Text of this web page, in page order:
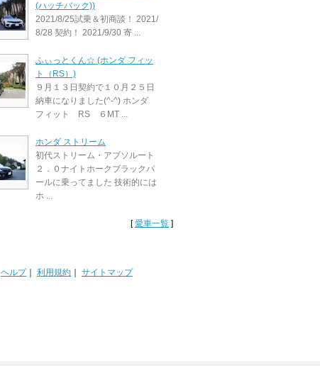
(ハッチバック))
2021/8/25試乗＆初商談！ 2021/
8/28 契約！ 2021/9/30 寄 ...
ふぃっとくん☆ (ホンダ フィッ
ト（RS）)
９月１３日契約で１０月２５日
納車になりました(^-^) ホンダ
フィット RS ６MT ...
ホンダ ストリーム
初代ストリーム・アブソルート
２．０ナイトホークブラックパ
ールに乗ってました 技術的には
ホ ...
[愛車一覧 ]
ヘルプ｜ 利用規約 サイトマップ